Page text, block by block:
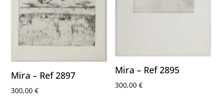
Mira – Ref 2897
300,00€
Mira – Ref 2895
300,00€